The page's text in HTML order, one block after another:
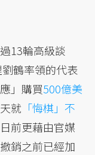
13輪高級談
鶴率領的代表
」購買500億美
就 「悔棋」不
前更藉由官媒
銷之前已經加